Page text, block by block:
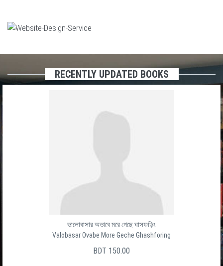
RECENTLY UPDATED BOOKS
ভালোবাসার অভাবে মরে গেছে ঘাসফড়িং
Valobasar Ovabe More Geche Ghashforing
BDT 150.00